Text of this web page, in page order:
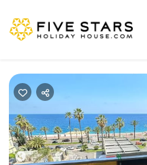
Previous